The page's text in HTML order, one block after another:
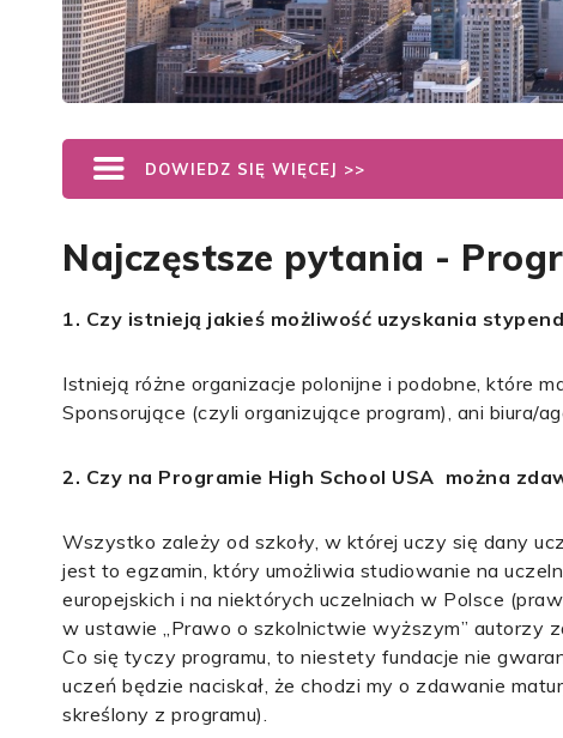
DOWIEDZ SIĘ WIĘCEJ >>
Najczęstsze pytania -
1. Czy istnieją jakieś możliwość uzyskania
Istnieją różne organizacje polonijne i podobne, które
Sponsorujące (czyli organizujące program), ani biura/
2. Czy na Programie High School USA można
Wszystko zależy od szkoły, w której uczy się dany
jest to egzamin, który umożliwia studiowanie na
europejskich i na niektórych uczelniach w Polsce
w ustawie „Prawo o szkolnictwie wyższym” autorzy
Co się tyczy programu, to niestety fundacje nie
uczeń będzie naciskał, że chodzi my o zdawanie
skreślony z programu).